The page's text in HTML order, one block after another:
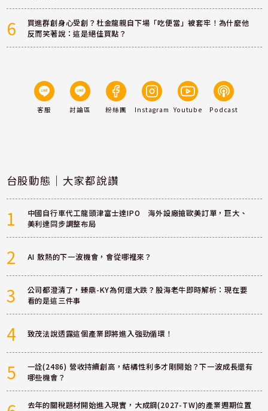
6
買進群創身心受創？杜金龍親自下場「吃便當」被套牢！為什麼他
反而笑著說：這是絕佳買點？
客服 討論區 粉絲團 Instagram Youtube Podcast
台股動態｜大家都說讚
1
中國自行車代工龍頭津富士達IPO 海外設廠搶歐美訂單，巨大、
美利達同步調整布局
2 AI 散熱的下一波機會，會從哪裡來？
3
公司都澄清了，臻鼎-KY為何還大跌？股海老牛即時解析：現在要
看的是這三件事
4 致茂法說透露這個產業即將進入強勁循環！
5
一詮(2486) 營收持續創高，結構性利多才剛開始？下一波成長還有
哪些機會？
去年的關稅題材開始進入現實，大成鋼(2027-TW)的產業週期位置